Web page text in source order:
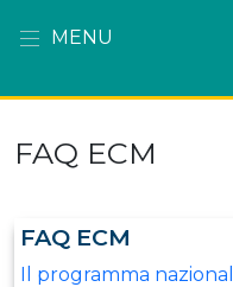
MENU
FAQ ECM
FAQ ECM
Il programma